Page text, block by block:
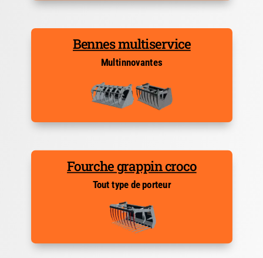
Bennes multiservice
Multinnovantes
Fourche grappin croco
Tout type de porteur